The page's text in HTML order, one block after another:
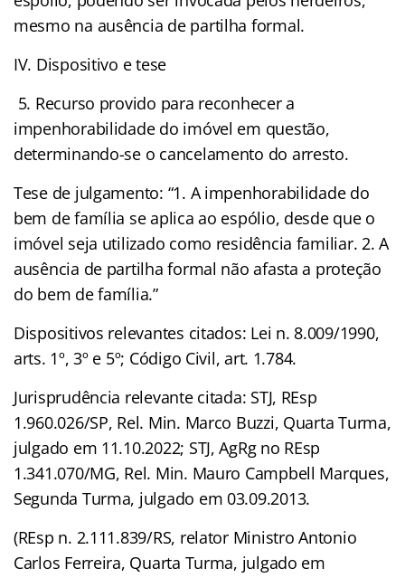
mesmo na ausência de partilha formal.
IV. Dispositivo e tese
5. Recurso provido para reconhecer a
impenhorabilidade do imóvel em questão,
determinando-se o cancelamento do arresto.
Tese de julgamento: “1. A impenhorabilidade do
bem de família se aplica ao espólio, desde que o
imóvel seja utilizado como residência familiar. 2. A
ausência de partilha formal não afasta a proteção
do bem de família.”
Dispositivos relevantes citados: Lei n. 8.009/1990,
arts. 1º, 3º e 5º; Código Civil, art. 1.784.
Jurisprudência relevante citada: STJ, REsp
1.960.026/SP, Rel. Min. Marco Buzzi, Quarta Turma,
julgado em 11.10.2022; STJ, AgRg no REsp
1.341.070/MG, Rel. Min. Mauro Campbell Marques,
Segunda Turma, julgado em 03.09.2013.
(REsp n. 2.111.839/RS, relator Ministro Antonio
Carlos Ferreira, Quarta Turma, julgado em